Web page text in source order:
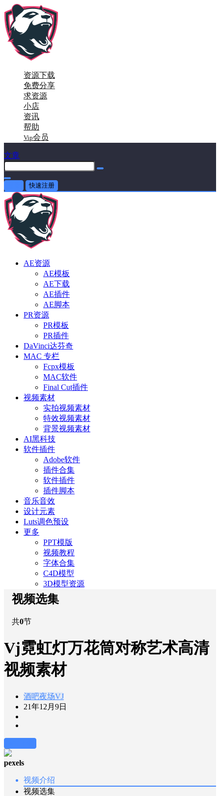
资源下载
免费分享
求资源
小店
资讯
帮助
Vip会员
文章
快速注册
AE资源
AE模板
AE下载
AE插件
AE脚本
PR资源
PR模板
PR插件
DaVinci达芬奇
MAC 专栏
Fcpx模板
MAC软件
Final Cut插件
视频素材
实拍视频素材
特效视频素材
背景视频素材
AI黑科技
软件插件
Adobe软件
插件合集
软件插件
插件脚本
音乐音效
设计元素
Luts调色预设
更多
PPT模版
视频教程
字体合集
C4D模型
3D模型资源
视频选集
共0节
Vj霓虹灯万花筒对称艺术高清
视频素材
酒吧夜场VJ
21年12月9日
pexels
视频介绍
视频选集